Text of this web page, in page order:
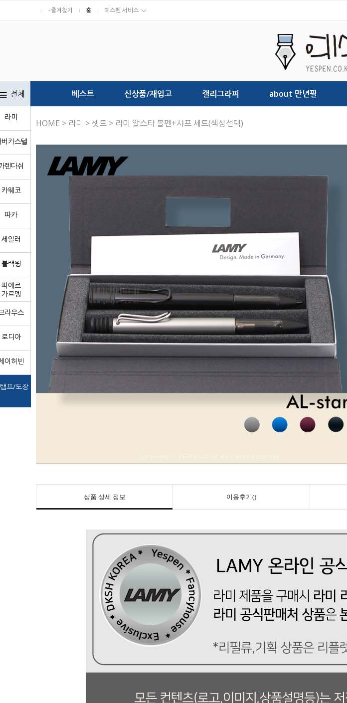
+즐겨찾기 홈 예스펜 서비스
전체
라미
카스텔
렌다쉬
카웨코
파카
세일러
블랙윙
피에르
가르뎅
라우스
로디아
이허빈
프/도장
베스트 신상품/재입고 캘리그라피 about 만년필
HOME > 라미 >셋트 > 라미 알스타 볼펜+샤프 세트(색상선택)
상품 상세 정보 이용후기()